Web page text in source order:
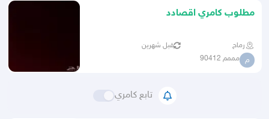
مطلوب كامري اقصادد
رماح قبل شهرين
م مممم 90412
تابع كامري